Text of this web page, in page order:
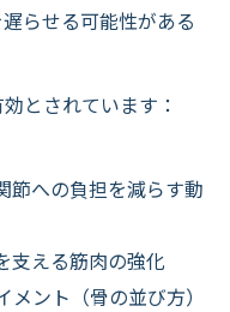
らせる可能性がある
とされています：
節への負担を減らす動
支える筋肉の強化
ント（骨の並び方）